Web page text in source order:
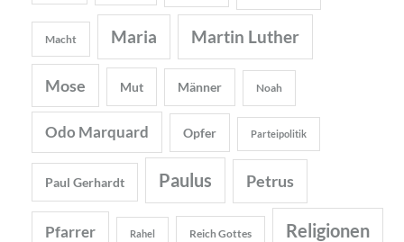
Macht Maria Martin Luther
Mose Mut Männer Noah
Odo Marquard Opfer Parteipolitik
Paul Gerhardt Paulus Petrus
Pfarrer Rahel Reich Gottes Religionen